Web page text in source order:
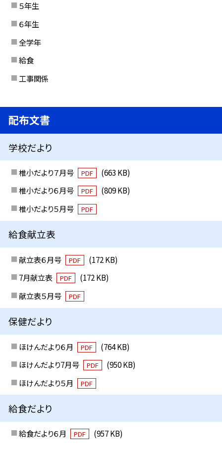
５年生
６年生
全学年
給食
工事関係
配布文書
学校だより
椎小だより７月号 PDF
(663 KB)
椎小だより６月号
PDF
(809 KB)
椎小だより５月号
PDF
給食献立表
献立表６月号 PDF
(172 KB)
7月献立表
PDF
(172 KB)
献立表５月号
PDF
保健だより
ほけんだより６月 PDF
(764 KB)
ほけんだより7月号
PDF
(950 KB)
ほけんだより５月
PDF
給食だより
給食だより６月 PDF (957 KB)